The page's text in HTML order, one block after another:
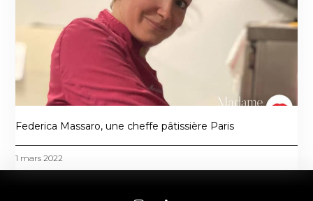
Federica Massaro, une cheffe pâtissière Paris
1 mars 2022